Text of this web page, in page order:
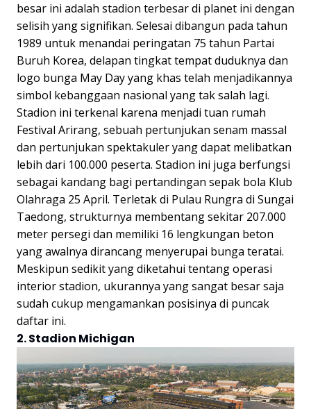
besar ini adalah stadion terbesar di planet ini dengan
selisih yang signifikan. Selesai dibangun pada tahun
1989 untuk menandai peringatan 75 tahun Partai
Buruh Korea, delapan tingkat tempat duduknya dan
logo bunga May Day yang khas telah menjadikannya
simbol kebanggaan nasional yang tak salah lagi.
Stadion ini terkenal karena menjadi tuan rumah
Festival Arirang, sebuah pertunjukan senam massal
dan pertunjukan spektakuler yang dapat melibatkan
lebih dari 100.000 peserta. Stadion ini juga berfungsi
sebagai kandang bagi pertandingan sepak bola Klub
Olahraga 25 April. Terletak di Pulau Rungra di Sungai
Taedong, strukturnya membentang sekitar 207.000
meter persegi dan memiliki 16 lengkungan beton
yang awalnya dirancang menyerupai bunga teratai.
Meskipun sedikit yang diketahui tentang operasi
interior stadion, ukurannya yang sangat besar saja
sudah cukup mengamankan posisinya di puncak
daftar ini.
2. Stadion Michigan